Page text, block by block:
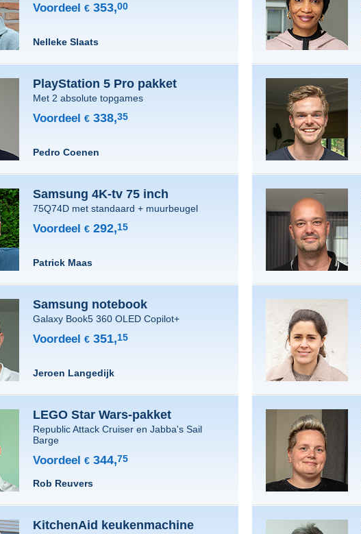
Voordeel € 353,00
Nelleke Slaats
PlayStation 5 Pro pakket
Met 2 absolute topgames
Voordeel € 338,35
Pedro Coenen
Samsung 4K-tv 75 inch
75Q74D met standaard + muurbeugel
Voordeel € 292,15
Patrick Maas
Samsung notebook
Galaxy Book5 360 OLED Copilot+
Voordeel € 351,15
Jeroen Langedijk
LEGO Star Wars-pakket
Republic Attack Cruiser en Jabba's Sail
Barge
Voordeel € 344,75
Rob Reuvers
KitchenAid keukenmachine